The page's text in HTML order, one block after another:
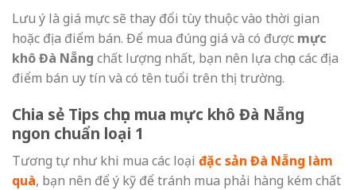
Lưu ý là giá mực sẽ thay đổi tùy thuộc vào thời gian
hoặc địa điểm bán. Để mua đúng giá và có được mực
khô Đà Nẵng chất lượng nhất, bạn nên lựa chọn các địa
điểm bán uy tín và có tên tuổi trên thị trường.
Chia sẻ Tips chọn mua mực khô Đà Nẵng
ngon chuẩn loại 1
Tương tự như khi mua các loại đặc sản Đà Nẵng làm
quà, bạn nên để ý kỹ để tránh mua phải hàng kém chất